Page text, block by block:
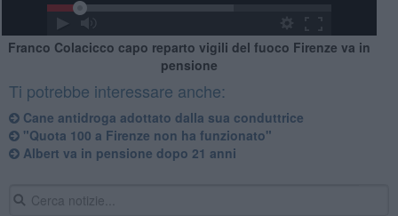
Franco Colacicco capo reparto vigili del fuoco Firenze va in
pensione
Ti potrebbe interessare anche:
Cane antidroga adottato dalla sua conduttrice
"Quota 100 a Firenze non ha funzionato"
Albert va in pensione dopo 21 anni